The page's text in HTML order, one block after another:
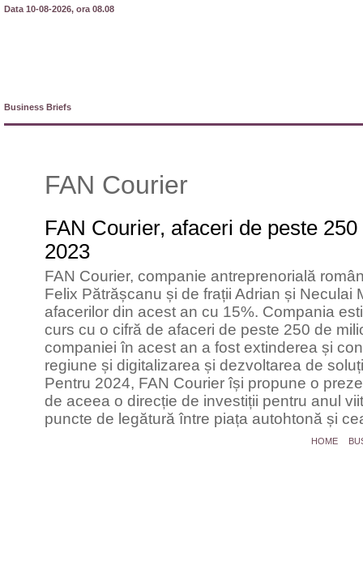
Data 10-08-2026, ora 08.08
Business Briefs
FAN Courier
FAN Courier, afaceri de peste
2023
FAN Courier, companie antreprenorială
Felix Pătrășcanu și de frații Adrian și Neculai
afacerilor din acest an cu 15%. Compania
curs cu o cifră de afaceri de peste 250 de
companiei în acest an a fost extinderea și
regiune și digitalizarea și dezvoltarea de
Pentru 2024, FAN Courier își propune o
de aceea o direcție de investiții pentru anul
puncte de legătură între piața autohtonă și
HOME